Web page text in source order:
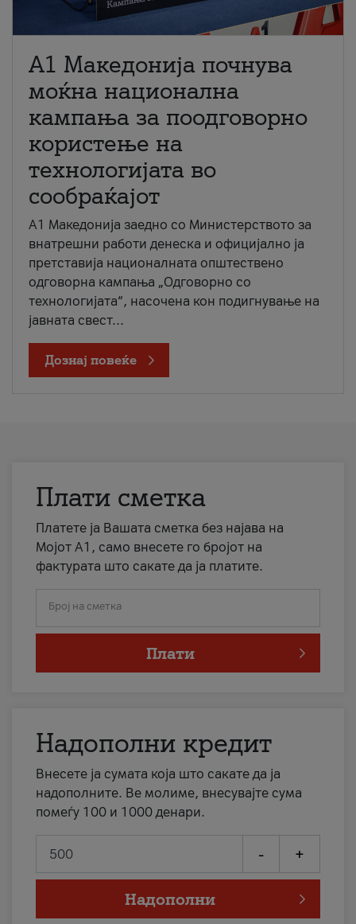
A1 Македонија почнува
моќна национална
кампања за поодговорно
користење на
технологијата во
сообраќајот
A1 Македонија заедно со Министерството за
внатрешни работи денеска и официјално ја
претставија националната општествено
одговорна кампања „Одговорно со
технологијата“, насочена кон подигнување на
јавната свест...
Дознај повеќе
Плати сметка
Платете ја Вашата сметка без најава на
Мојот А1, само внесете го бројот на
фактурата што сакате да ја платите.
Број на сметка
Плати
Надополни кредит
Внесете ја сумата која што сакате да ја
надополните. Ве молиме, внесувајте сума
помеѓу 100 и 1000 денари.
- +
Надополни